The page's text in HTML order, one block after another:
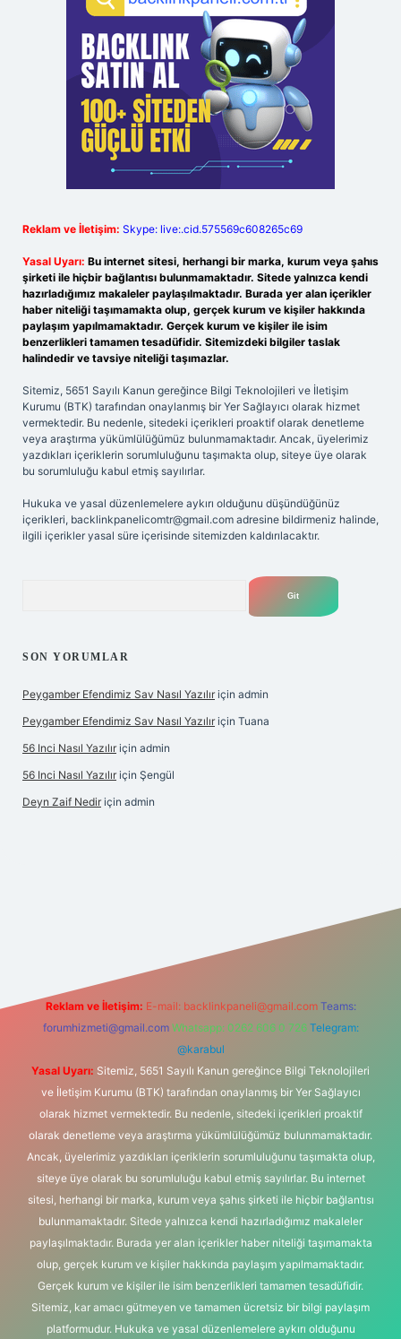
Reklam ve İletişim: Skype: live:.cid.575569c608265c69
Yasal Uyarı: Bu internet sitesi, herhangi bir marka, kurum veya şahıs
şirketi ile hiçbir bağlantısı bulunmamaktadır. Sitede yalnızca kendi
hazırladığımız makaleler paylaşılmaktadır. Burada yer alan içerikler
haber niteliği taşımamakta olup, gerçek kurum ve kişiler hakkında
paylaşım yapılmamaktadır. Gerçek kurum ve kişiler ile isim
benzerlikleri tamamen tesadüfidir. Sitemizdeki bilgiler taslak
halindedir ve tavsiye niteliği taşımazlar.
Sitemiz, 5651 Sayılı Kanun gereğince Bilgi Teknolojileri ve İletişim
Kurumu (BTK) tarafından onaylanmış bir Yer Sağlayıcı olarak hizmet
vermektedir. Bu nedenle, sitedeki içerikleri proaktif olarak denetleme
veya araştırma yükümlülüğümüz bulunmamaktadır. Ancak, üyelerimiz
yazdıkları içeriklerin sorumluluğunu taşımakta olup, siteye üye olarak
bu sorumluluğu kabul etmiş sayılırlar.
Hukuka ve yasal düzenlemelere aykırı olduğunu düşündüğünüz
içerikleri, backlinkpanelicomtr@gmail.com adresine bildirmeniz halinde,
ilgili içerikler yasal süre içerisinde sitemizden kaldırılacaktır.
SON YORUMLAR
Peygamber Efendimiz Sav Nasıl Yazılır için admin
Peygamber Efendimiz Sav Nasıl Yazılır için Tuana
56 Inci Nasıl Yazılır için admin
56 Inci Nasıl Yazılır için Şengül
Deyn Zaif Nedir için admin
Reklam ve İletişim: E-mail: backlinkpaneli@gmail.com Teams:
forumhizmeti@gmail.com Whatsapp: 0262 606 0 726 Telegram:
@karabul
Yasal Uyarı: Sitemiz, 5651 Sayılı Kanun gereğince Bilgi Teknolojileri
ve İletişim Kurumu (BTK) tarafından onaylanmış bir Yer Sağlayıcı
olarak hizmet vermektedir. Bu nedenle, sitedeki içerikleri proaktif
olarak denetleme veya araştırma yükümlülüğümüz bulunmamaktadır.
Ancak, üyelerimiz yazdıkları içeriklerin sorumluluğunu taşımakta olup,
siteye üye olarak bu sorumluluğu kabul etmiş sayılırlar. Bu internet
sitesi, herhangi bir marka, kurum veya şahıs şirketi ile hiçbir bağlantısı
bulunmamaktadır. Sitede yalnızca kendi hazırladığımız makaleler
paylaşılmaktadır. Burada yer alan içerikler haber niteliği taşımamakta
olup, gerçek kurum ve kişiler hakkında paylaşım yapılmamaktadır.
Gerçek kurum ve kişiler ile isim benzerlikleri tamamen tesadüfidir.
Sitemiz, kar amacı gütmeyen ve tamamen ücretsiz bir bilgi paylaşım
platformudur. Hukuka ve yasal düzenlemelere aykırı olduğunu